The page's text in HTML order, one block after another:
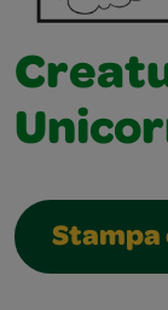
Stampa